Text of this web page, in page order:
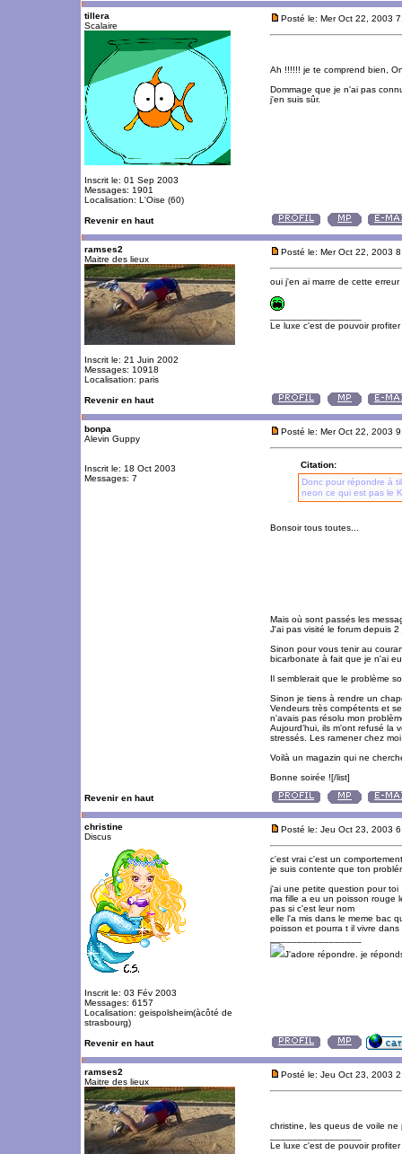
tillera
Scalaire
Inscrit le: 01 Sep 2003
Messages: 1901
Localisation: L'Oise (60)
Posté le: Mer Oct 22, 2003
Ah !!!!!! je te comprend bien,
Dommage que je n'ai pas
j'en suis sûr.
Revenir en haut
ramses2
Maitre des lieux
Inscrit le: 21 Juin 2002
Messages: 10918
Localisation: paris
Posté le: Mer Oct 22, 2003
oui j'en ai marre de cette erreur
Le luxe c'est de pouvoir
Revenir en haut
bonpa
Alevin Guppy
Inscrit le: 18 Oct 2003
Messages: 7
Posté le: Mer Oct 22, 2003
Citation:
Donc pour répondre à
neon ce qui est pas le
Bonsoir tous toutes...
Mais où sont passés les
J'ai pas visité le forum depuis
Sinon pour vous tenir au
bicarbonate à fait que je n'ai
Il semblerait que le problème
Sinon je tiens à rendre un
Vendeurs très compétents et
n'avais pas résolu mon
Aujourd'hui, ils m'ont refusé la
stressés. Les ramener chez
Voilà un magazin qui ne
Bonne soirée ![/list]
Revenir en haut
christine
Discus
Inscrit le: 03 Fév 2003
Messages: 6157
Localisation: geispolsheim(àcôté de
strasbourg)
Posté le: Jeu Oct 23, 2003
c'est vrai c'est un
je suis contente que ton
j'ai une petite question pour toi
ma fille a eu un poisson rouge
pas si c'est leur nom
elle l'a mis dans le meme bac
poisson et pourra t il vivre
J'adore répondre. je
Revenir en haut
ramses2
Maitre des lieux
Posté le: Jeu Oct 23, 2003
christine, les queus de voile
Le luxe c'est de pouvoir